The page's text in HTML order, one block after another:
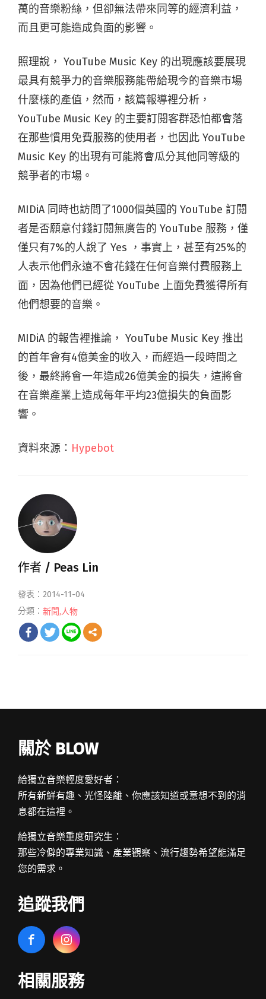
萬的音樂粉絲，但卻無法帶來同等的經濟利益，
而且更可能造成負面的影響。
照理說， YouTube Music Key 的出現應該要展現
最具有競爭力的音樂服務能帶給現今的音樂市場
什麼樣的產值，然而，該篇報導裡分析，
YouTube Music Key 的主要訂閱客群恐怕都會落
在那些慣用免費服務的使用者，也因此 YouTube
Music Key 的出現有可能將會瓜分其他同等級的
競爭者的市場。
MIDiA 同時也訪問了1000個英國的 YouTube 訂閱
者是否願意付錢訂閱無廣告的 YouTube 服務，僅
僅只有7%的人說了 Yes ，事實上，甚至有25%的
人表示他們永遠不會花錢在任何音樂付費服務上
面，因為他們已經從 YouTube 上面免費獲得所有
他們想要的音樂。
MIDiA 的報告裡推論， YouTube Music Key 推出
的首年會有4億美金的收入，而經過一段時間之
後，最終將會一年造成26億美金的損失，這將會
在音樂產業上造成每年平均23億損失的負面影
響。
資料來源： Hypebot
作者 / Peas Lin
發表：2014-11-04
分類： 新聞,人物
關於 BLOW
給獨立音樂輕度愛好者：
所有新鮮有趣、光怪陸離、你應該知道或意想不到的消
息都在這裡。
給獨立音樂重度研究生：
那些冷僻的專業知識、產業觀察、流行趨勢希望能滿足
您的需求。
追蹤我們
相關服務